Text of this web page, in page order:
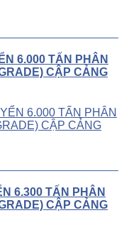
6.000 TẤN PHÂN
CẬP CẢNG
6.300 TẤN PHÂN
CẬP CẢNG